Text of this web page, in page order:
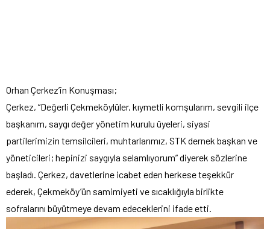
Orhan Çerkez’in Konuşması;
Çerkez, “Değerli Çekmeköylüler, kıymetli komşularım, sevgili ilçe
başkanım, saygı değer yönetim kurulu üyeleri, siyasi
partilerimizin temsilcileri, muhtarlarımız, STK dernek başkan ve
yöneticileri; hepinizi saygıyla selamlıyorum” diyerek sözlerine
başladı. Çerkez, davetlerine icabet eden herkese teşekkür
ederek, Çekmeköy’ün samimiyeti ve sıcaklığıyla birlikte
sofralarını büyütmeye devam edeceklerini ifade etti.